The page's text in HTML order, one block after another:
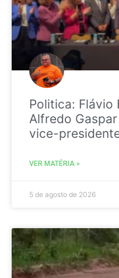
Politica: Flávio
Alfredo
vice-
VER MATÉRIA »
5 de agosto de 2026